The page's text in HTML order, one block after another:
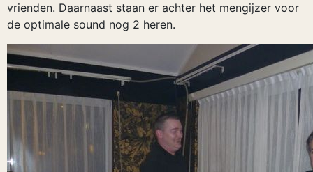
vrienden. Daarnaast staan er achter het mengijzer voor
de optimale sound nog 2 heren.